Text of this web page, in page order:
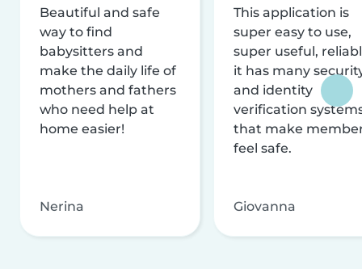
Beautiful and safe
way to find
babysitters and
make the daily life of
mothers and fathers
who need help at
home easier!
Nerina
This application is
super easy to use,
super useful,
it has many
and identity
verification
that make
feel safe.
Giovanna